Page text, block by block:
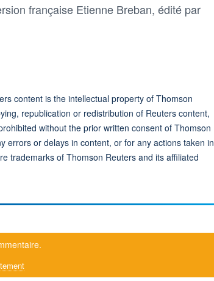
française Etienne Breban, édité par
content is the intellectual property of Thomson
republication or redistribution of Reuters content,
without the prior written consent of Thomson
errors or delays in content, or for any actions taken in
trademarks of Thomson Reuters and its affiliated